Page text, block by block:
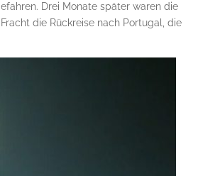
Drei Monate später waren die
die Rückreise nach Portugal, die